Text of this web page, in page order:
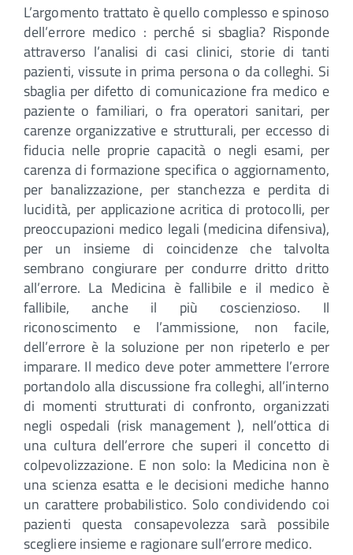
L’argomento trattato è quello complesso e spinoso
dell’errore medico : perché si sbaglia? Risponde
attraverso l’analisi di casi clinici, storie di tanti
pazienti, vissute in prima persona o da colleghi. Si
sbaglia per difetto di comunicazione fra medico e
paziente o familiari, o fra operatori sanitari, per
carenze organizzative e strutturali, per eccesso di
fiducia nelle proprie capacità o negli esami, per
carenza di formazione specifica o aggiornamento,
per banalizzazione, per stanchezza e perdita di
lucidità, per applicazione acritica di protocolli, per
preoccupazioni medico legali (medicina difensiva),
per un insieme di coincidenze che talvolta
sembrano congiurare per condurre dritto dritto
all’errore. La Medicina è fallibile e il medico è
fallibile, anche il più coscienzioso. Il
riconoscimento e l’ammissione, non facile,
dell’errore è la soluzione per non ripeterlo e per
imparare. Il medico deve poter ammettere l’errore
portandolo alla discussione fra colleghi, all’interno
di momenti strutturati di confronto, organizzati
negli ospedali (risk management ), nell’ottica di
una cultura dell’errore che superi il concetto di
colpevolizzazione. E non solo: la Medicina non è
una scienza esatta e le decisioni mediche hanno
un carattere probabilistico. Solo condividendo coi
pazienti questa consapevolezza sarà possibile
scegliere insieme e ragionare sull’errore medico.